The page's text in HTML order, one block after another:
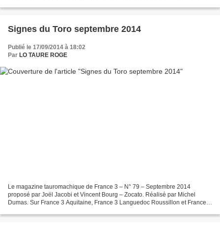
Signes du Toro septembre 2014
Publié le 17/09/2014 à 18:02
Par LO TAURE ROGE
Le magazine tauromachique de France 3 – N° 79 – Septembre 2014
proposé par Joël Jacobi et Vincent Bourg – Zocato. Réalisé par Michel
Dumas. Sur France 3 Aquitaine, France 3 Languedoc Roussillon et France 3